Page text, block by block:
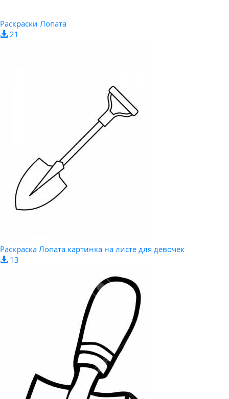
Раскраски Лопата
21
Раскраска Лопата картинка на листе для девочек
13